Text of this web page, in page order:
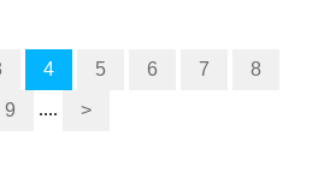
4 5 6 7
8
9
.... >